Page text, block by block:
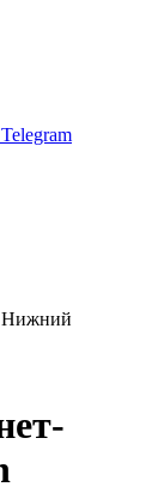
Telegram
Нижний